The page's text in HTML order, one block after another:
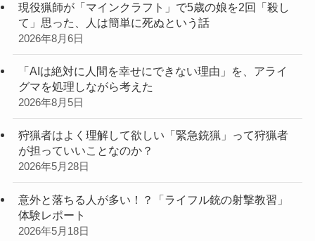
現役猟師が「マインクラフト」で5歳の娘を2回「殺し
て」思った、人は簡単に死ぬという話
2026年8月6日
「AIは絶対に人間を幸せにできない理由」を、アライ
グマを処理しながら考えた
2026年8月5日
狩猟者はよく理解して欲しい「緊急銃猟」って狩猟者
が担っていいことなのか？
2026年5月28日
意外と落ちる人が多い！？「ライフル銃の射撃教習」
体験レポート
2026年5月18日